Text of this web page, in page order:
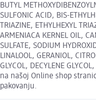
BUTYL
SULFONIC ACID, BIS-
TRIAZINE, ETHYLHEXYL
ARMENIACA KERNEL OIL,
SULFATE, SODIUM
LINALOOL, GERANIOL,
GLYCOL, DECYLENE
na našoj Online shop
pakovanju.